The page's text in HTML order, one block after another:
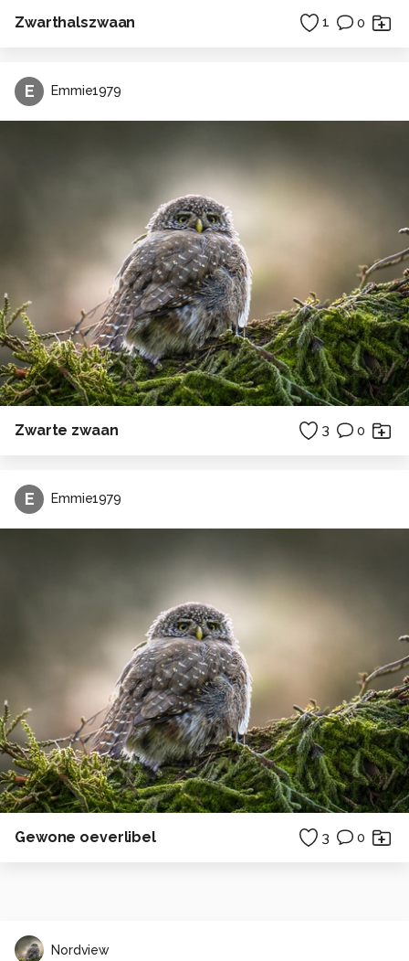
Zwarthalszwaan 1 0
E Emmie1979
Zwarte zwaan 3 0
E Emmie1979
Gewone oeverlibel 3 0
Nordview